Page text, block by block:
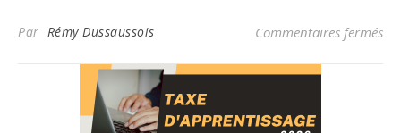
Par Rémy Dussaussois Commentaires fermés